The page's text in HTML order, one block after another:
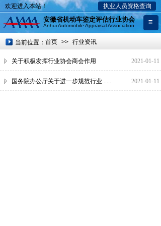
Anhui Automobile Appraisal Association
安徽省机动车鉴定评估行业协会
执业人员资格查询
欢迎进入本站！
首页 >> 行业资讯
当前位置：
关于积极发挥行业协会商会作用 2021-01-11
国务院办公厅关于进一步规范行业...... 2021-01-11